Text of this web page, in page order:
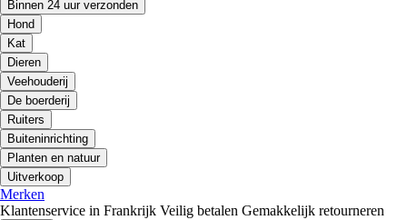
Binnen 24 uur verzonden
Hond
Kat
Dieren
Veehouderij
De boerderij
Ruiters
Buiteninrichting
Planten en natuur
Uitverkoop
Merken
Klantenservice in Frankrijk Veilig betalen Gemakkelijk retourneren